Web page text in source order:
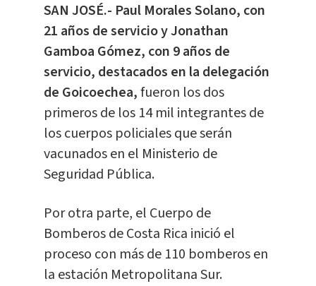
SAN JOSÉ.- Paul Morales Solano, con
21 años de servicio y Jonathan
Gamboa Gómez, con 9 años de
servicio, destacados en la delegación
de Goicoechea,fueron los dos
primeros de los 14 mil integrantes de
los cuerpos policiales que serán
vacunados en el Ministerio de
Seguridad Pública.
Por otra parte, el Cuerpo de
Bomberos de Costa Rica inició el
proceso con más de 110 bomberos en
la estación Metropolitana Sur.